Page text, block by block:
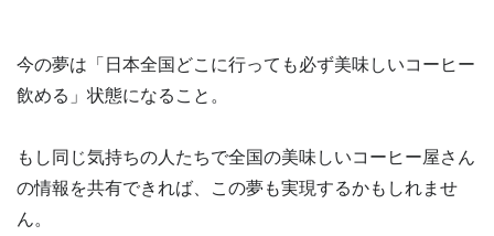
今の夢は「日本全国どこに行っても必ず美味しいコーヒー
飲める」状態になること。
もし同じ気持ちの人たちで全国の美味しいコーヒー屋さん
の情報を共有できれば、この夢も実現するかもしれませ
ん。